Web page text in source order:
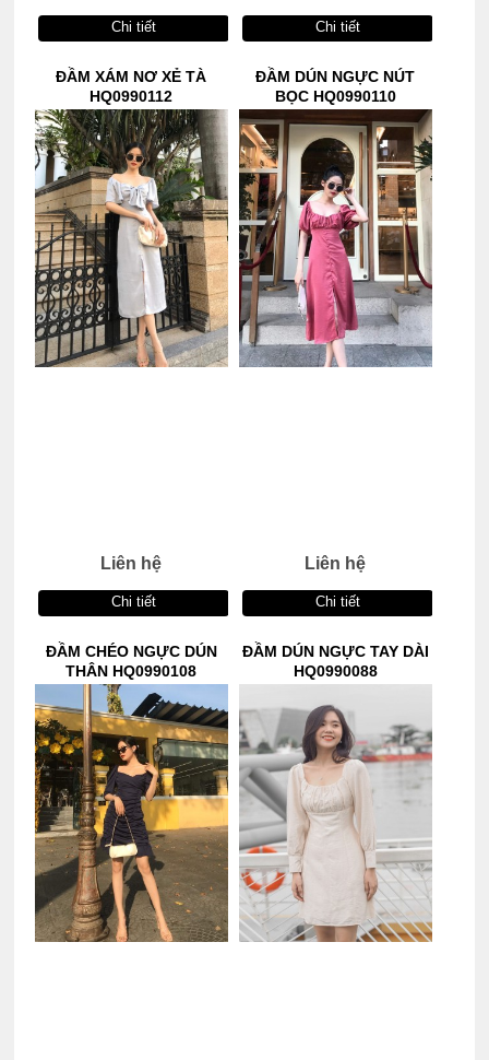
Chi tiết Chi tiết
ĐẦM XÁM NƠ XẺ TÀ
HQ0990112
Liên hệ
Chi tiết
ĐẦM DÚN NGỰC NÚT
BỌC HQ0990110
Liên hệ
Chi tiết
ĐẦM CHÉO NGỰC DÚN
THÂN HQ0990108
ĐẦM DÚN NGỰC TAY DÀI
HQ0990088